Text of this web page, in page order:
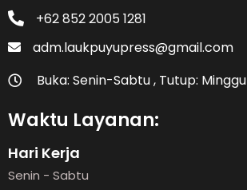
+62 852 2005 1281
adm.laukpuyupress@gmail.com
Buka: Senin-Sabtu , Tutup: Minggu
Waktu Layanan:
Hari Kerja
Senin - Sabtu